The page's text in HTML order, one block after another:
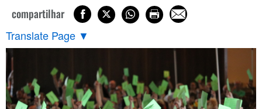
compartilhar
Translate Page ▼